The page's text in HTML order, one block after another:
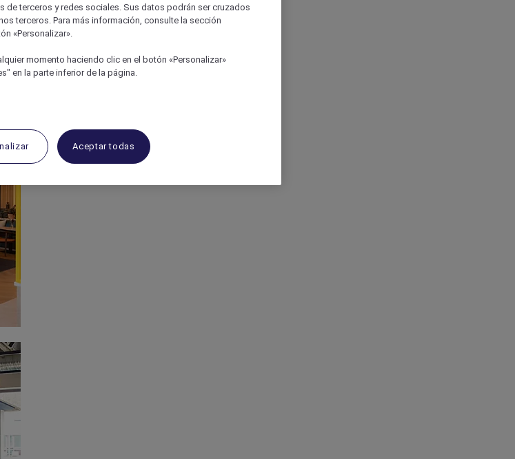
de terceros y redes sociales. Sus datos podrán ser cruzados
terceros. Para más información, consulte la sección
«Personalizar».
momento haciendo clic en el botón «Personalizar»
en la parte inferior de la página.
Aceptar todas